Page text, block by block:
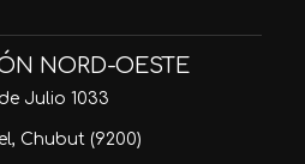
NORD-OESTE
Julio 1033
Chubut (9200)